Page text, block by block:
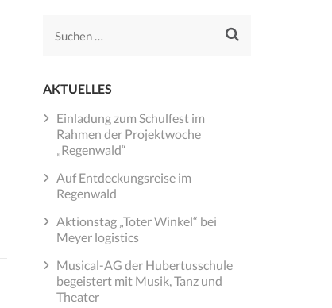
Suchen
AKTUELLES
Einladung zum Schulfest im
Rahmen der Projektwoche
„Regenwald“
Auf Entdeckungsreise im
Regenwald
Aktionstag „Toter Winkel“ bei
Meyer logistics
Musical-AG der Hubertusschule
begeistert mit Musik, Tanz und
Theater